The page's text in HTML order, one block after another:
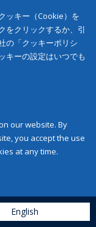
ッキー（Cookie）を
をクリックするか、引
の「クッキーポリシ
キーの設定はいつでも
our website. By
you accept the use
at any time.
English